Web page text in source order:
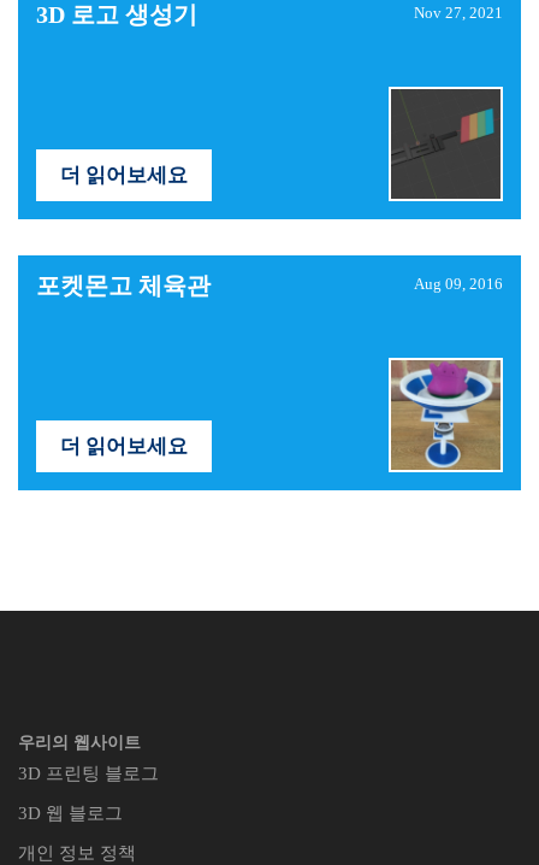
3D 로고 생성기 Nov 27, 2021
더 읽어보세요
포켓몬고 체육관 Aug 09, 2016
더 읽어보세요
우리의 웹사이트
3D 프린팅 블로그
3D 웹 블로그
개인 정보 정책